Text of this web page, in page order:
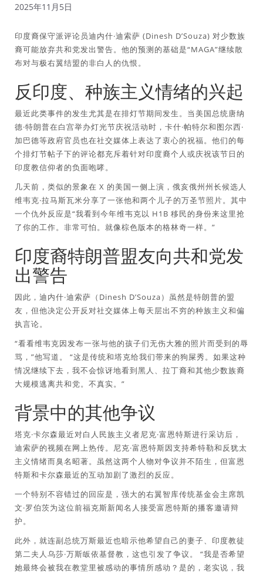
2025年11月5日
印度裔保守派评论员迪内什·迪索萨 (Dinesh D’Souza) 对少数族
裔可能放弃共和党发出警告。他的预测的基础是“MAGA”继续散
布对与极右翼结盟的非白人的仇恨。
反印度、种族主义情绪的兴起
最近此类事件的发生尤其是在排灯节期间发生。当美国总统唐纳
德·特朗普在白宫举办灯光节庆祝活动时，卡什·帕特尔和图尔西·
加巴德等政府官员也在社交媒体上表达了衷心的祝福。他们的每
个排灯节帖子下的评论都充斥着针对印度裔个人或庆祝该节日的
印度教信仰者的负面咆哮。
几天前，类似的景象在 X 的美国一侧上演，俄亥俄州州长候选人
维韦克·拉马斯瓦米分享了一张他和两个儿子的万圣节照片。其中
一个仇外反应是“我看到今年维韦克以 H1B 移民的身份来这里抢
了你的工作。非常可怕。就像棕色版本的格林奇一样。”
印度裔特朗普盟友向共和党发
出警告
因此，迪内什·迪索萨（Dinesh D’Souza）虽然是特朗普的盟
友，但他决定公开反对社交媒体上每天层出不穷的种族主义和偏
执言论。
“看看维韦克因发布一张与他的孩子们无伤大雅的照片而受到的辱
骂，”他写道。 “这是传统和塔克给我们带来的狗屎秀。如果这种
情况继续下去，我不会惊讶地看到黑人、拉丁裔和其他少数族裔
大规模逃离共和党。不真实。”
背景中的其他争议
塔克·卡尔森最近对白人民族主义者尼克·富恩特斯进行采访后，
迪索萨的视频在网上热传。尼克·富恩特斯因支持希特勒和反犹太
主义情绪而臭名昭著。虽然这两个人物对争议并不陌生，但富恩
特斯和卡尔森最近的互动加剧了激烈的反应。
一个特别不容错过的回应是，强大的右翼智库传统基金会主席凯
文·罗伯茨为这位前福克斯新闻名人接受富恩特斯的播客邀请辩
护。
此外，就连副总统万斯最近也暗示他希望自己的妻子、印度教徒
第二夫人乌莎·万斯皈依基督教，这也引发了争议。 “我是否希望
她最终会被我在教堂里被感动的事情所感动？是的，老实说，我